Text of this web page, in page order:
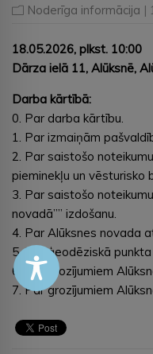
Noderīga informācija |
18.05.2026, plkst. 10:00
Dārza ielā 11, Alūksnē,
Darba kārtībā:
0. Par darba kārtību.
1. Par izmaiņām
2. Par saistošo
pieminekļu un vēsturisko
3. Par saistošo
novadā”” izdošanu.
4. Par Alūksnes novada
5. Par ģeodēziskā punkta
6. Par grozījumiem
7. Par grozījumiem